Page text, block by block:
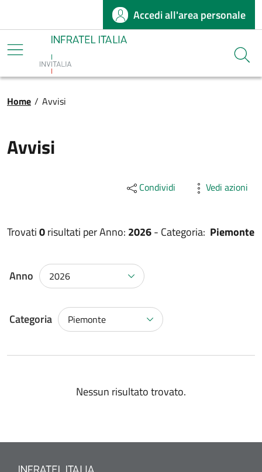
Salta al contenuto principaleAccedi all'area personale
Infratel
Briciole di pane
Home / Avvisi
Avvisi
Condividi Vedi azioni
Trovati0risultati perAnno: 2026- Categoria: Piemonte
Anno 2026
Categoria Piemonte
Nessun risultato trovato.